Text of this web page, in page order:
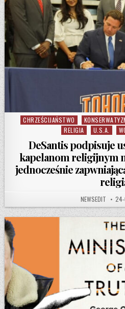
Posted in
CHRZEŚCIJAŃSTWO
RELIGIA
U.S.A.
DeSantis podpisuje
kapelanom religijnym
jednocześnie
AUTHOR:
NEWSEDIT